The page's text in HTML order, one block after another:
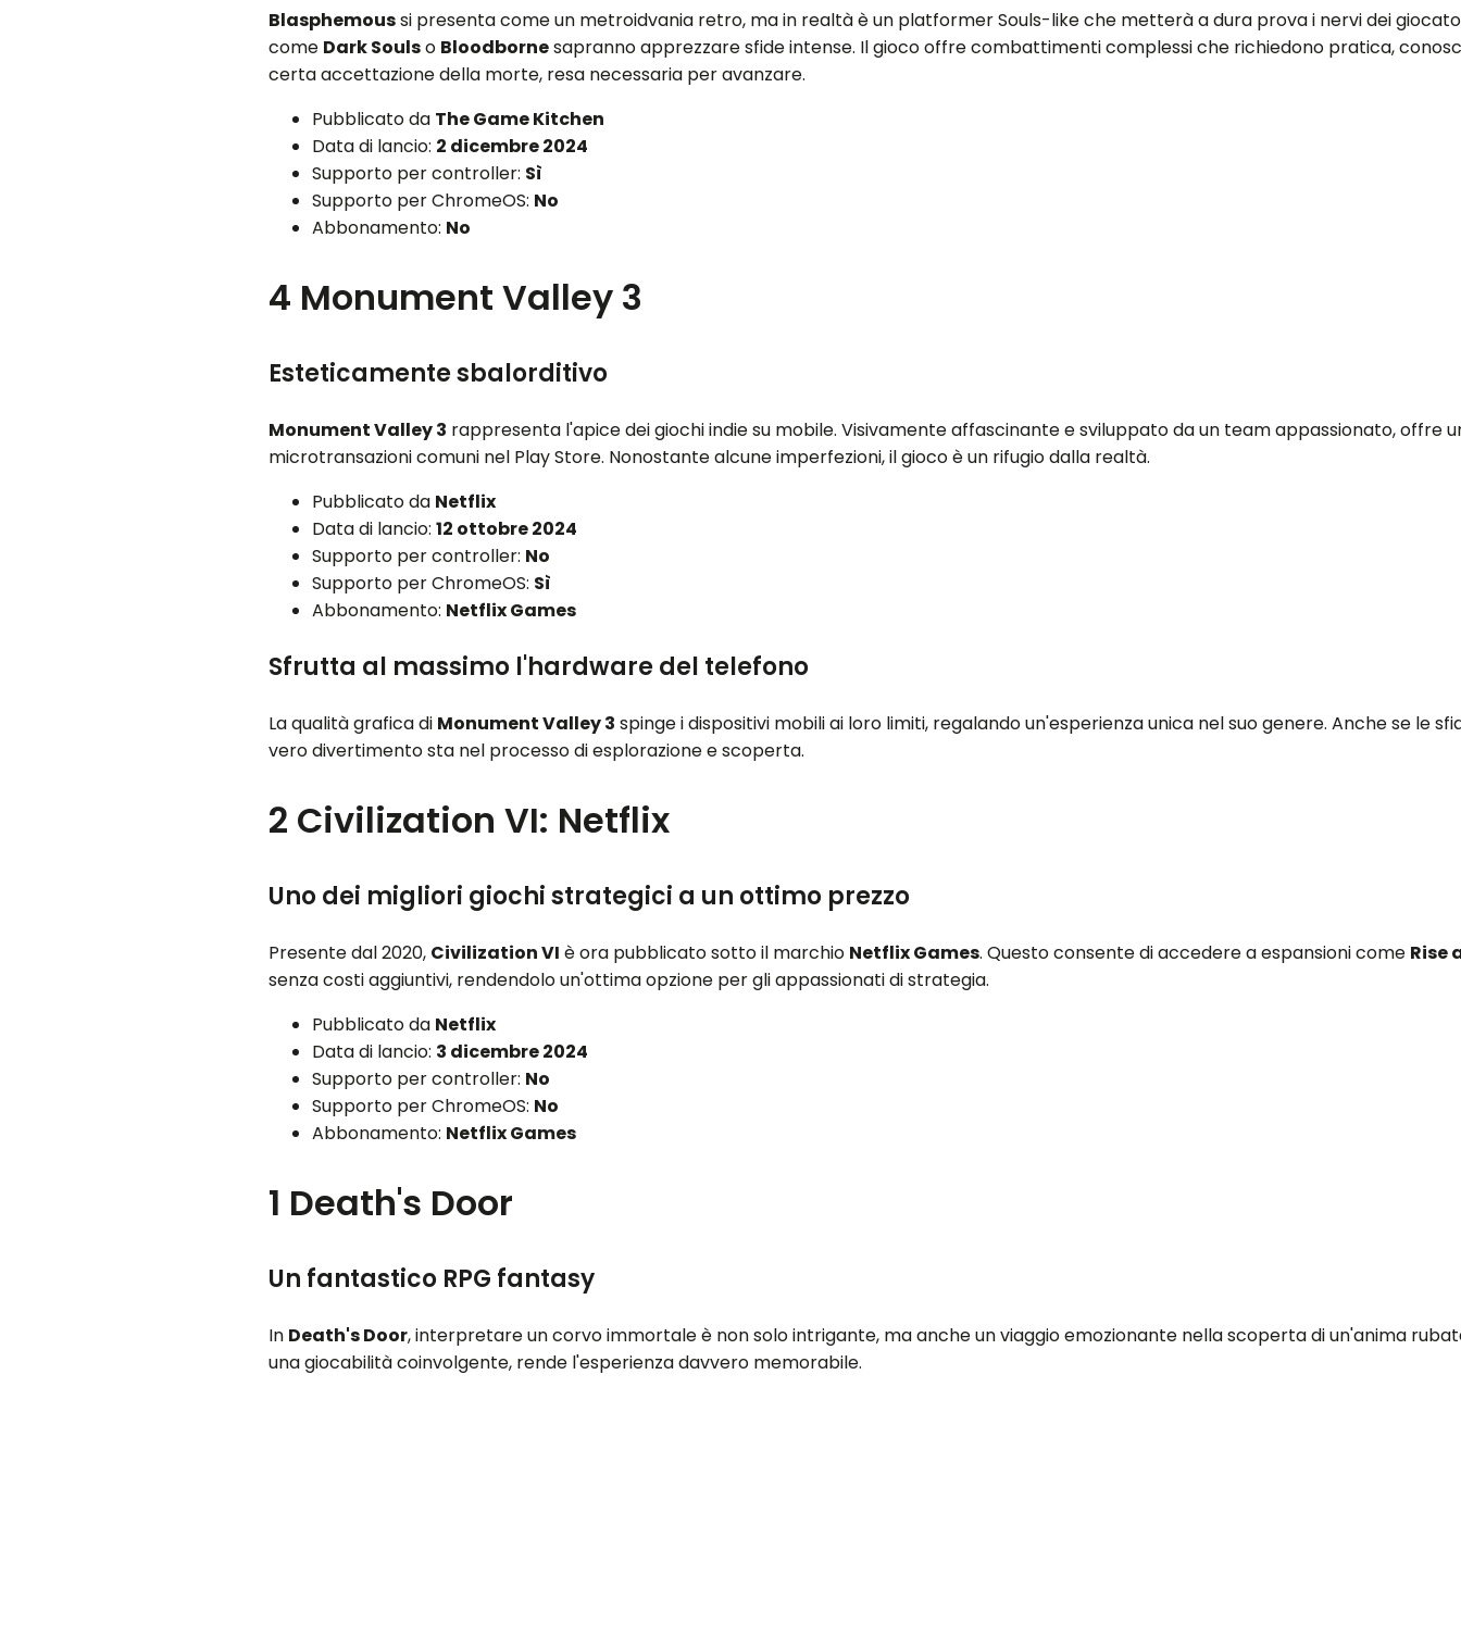
Blasphemoussi presenta come un metroidvania retro, ma in realtà è un platformer Souls-like che metterà a dura prova i nervi dei
come Dark Soulso Bloodbornesapranno apprezzare sfide intense. Il gioco offre combattimenti complessi che richiedono pratica,
certa accettazione della morte, resa necessaria per avanzare.
Pubblicato da The Game Kitchen
Data di lancio: 2 dicembre 2024
Supporto per controller: Sì
Supporto per ChromeOS: No
Abbonamento: No
4 Monument Valley 3
Esteticamente sbalorditivo
Monument Valley 3 rappresenta l'apice dei giochi indie su mobile. Visivamente affascinante e sviluppato da un team appassionato, offre
microtransazioni comuni nel Play Store. Nonostante alcune imperfezioni, il gioco è un rifugio dalla realtà.
Pubblicato da Netflix
Data di lancio:12 ottobre 2024
Supporto per controller: No
Supporto per ChromeOS: Sì
Abbonamento: Netflix Games
Sfrutta al massimo l'hardware del telefono
La qualità grafica di Monument Valley 3 spinge i dispositivi mobili ai loro limiti, regalando un'esperienza unica nel suo genere. Anche se le
vero divertimento sta nel processo di esplorazione e scoperta.
2 Civilization VI: Netflix
Uno dei migliori giochi strategici a un ottimo prezzo
Presente dal 2020, Civilization VI è ora pubblicato sotto il marchio Netflix Games. Questo consente di accedere a espansioni come Rise
senza costi aggiuntivi, rendendolo un'ottima opzione per gli appassionati di strategia.
Pubblicato da Netflix
Data di lancio: 3 dicembre 2024
Supporto per controller: No
Supporto per ChromeOS: No
Abbonamento: Netflix Games
1 Death's Door
Un fantastico RPG fantasy
In Death's Door, interpretare un corvo immortale è non solo intrigante, ma anche un viaggio emozionante nella scoperta di un'anima
una giocabilità coinvolgente, rende l'esperienza davvero memorabile.